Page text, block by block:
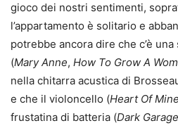
gioco dei nostri sentimenti,
l’appartamento è solitario e
potrebbe ancora dire che c’è
(Mary Anne, How To Grow A
nella chitarra acustica di
e che il violoncello (Heart Of Mine
frustatina di batteria (Dark Garage